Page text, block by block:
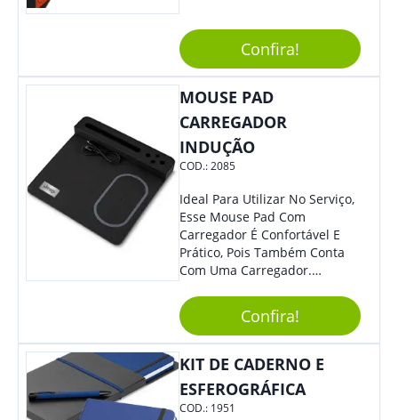
Sua Empresa Em Eventos,
Reuniões Corporativas Ou Até
Mesmo Para Presentear
Colaboradores E Parceiros De
Sua Empresa.
Confira!
MOUSE PAD
CARREGADOR
INDUÇÃO
COD.:2085
Ideal Para Utilizar No Serviço,
Esse Mouse Pad Com
Carregador É Confortável E
Prático, Pois Também Conta
Com Uma Carregador.
Resistente, Com A Qualidade
Que Os Colaboradores
Buscam, E O Design É
Moderno, Destacando Ainda
Mais Sua Marca.
Confira!
KIT DE CADERNO E
ESFEROGRÁFICA
COD.: 1951